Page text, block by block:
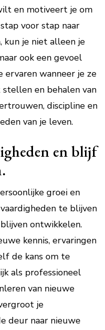
en motiveert je om
voor stap naar
kun je niet alleen je
ook een gevoel
ervaren wanneer je ze
en behalen van
discipline en
van je leven.
en blijf
groei en
te blijven
ontwikkelen.
kennis, ervaringen
de kans om te
als professioneel
van nieuwe
je
deur naar nieuwe